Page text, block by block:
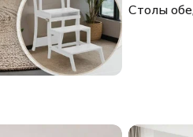
Столы